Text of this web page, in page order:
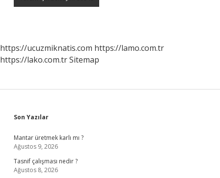
https://ucuzmiknatis.com https://lamo.com.tr
https://lako.com.trSitemap
Sidebar
Son Yazılar
Mantar üretmek karlı mı ?
Ağustos 9, 2026
Tasnif çalışması nedir ?
Ağustos 8, 2026